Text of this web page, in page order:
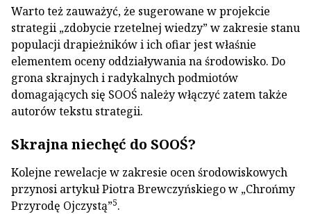
Warto też zauważyć, że sugerowane w projekcie
strategii „zdobycie rzetelnej wiedzy” w zakresie stanu
populacji drapieżników i ich ofiar jest właśnie
elementem oceny oddziaływania na środowisko. Do
grona skrajnych i radykalnych podmiotów
domagających się SOOŚ należy włączyć zatem także
autorów tekstu strategii.
Skrajna niechęć do SOOŚ?
Kolejne rewelacje w zakresie ocen środowiskowych
przynosi artykuł Piotra Brewczyńskiego w „Chrońmy
Przyrodę Ojczystą”5.